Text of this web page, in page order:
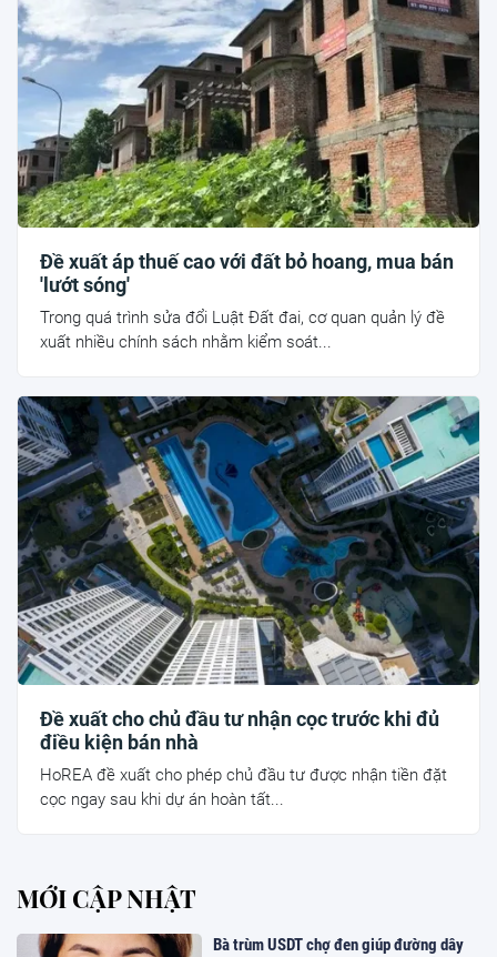
Đề xuất áp thuế cao với đất bỏ hoang, mua bán
'lướt sóng'
Trong quá trình sửa đổi Luật Đất đai, cơ quan quản lý đề
xuất nhiều chính sách nhằm kiểm soát...
Đề xuất cho chủ đầu tư nhận cọc trước khi đủ
điều kiện bán nhà
HoREA đề xuất cho phép chủ đầu tư được nhận tiền đặt
cọc ngay sau khi dự án hoàn tất...
MỚI CẬP NHẬT
Bà trùm USDT chợ đen giúp đường dây